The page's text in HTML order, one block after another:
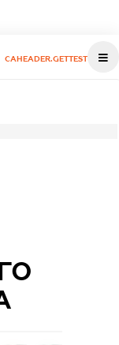
CAHEADER.GETTEST